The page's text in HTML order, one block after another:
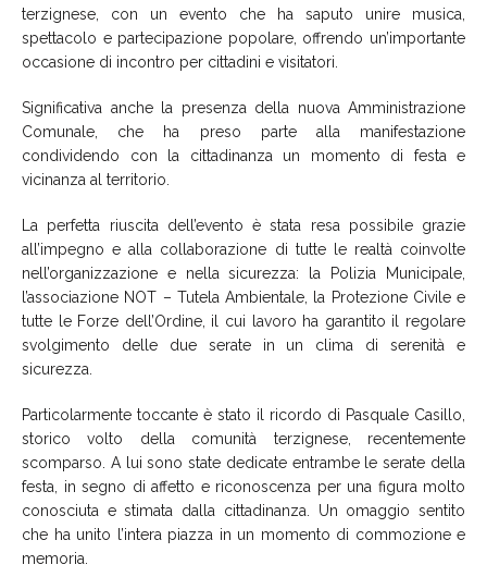
terzignese, con un evento che ha saputo unire musica,
spettacolo e partecipazione popolare, offrendo un’importante
occasione di incontro per cittadini e visitatori.
Significativa anche la presenza della nuova Amministrazione
Comunale, che ha preso parte alla manifestazione
condividendo con la cittadinanza un momento di festa e
vicinanza al territorio.
La perfetta riuscita dell’evento è stata resa possibile grazie
all’impegno e alla collaborazione di tutte le realtà coinvolte
nell’organizzazione e nella sicurezza: la Polizia Municipale,
l’associazione NOT – Tutela Ambientale, la Protezione Civile e
tutte le Forze dell’Ordine, il cui lavoro ha garantito il regolare
svolgimento delle due serate in un clima di serenità e
sicurezza.
Particolarmente toccante è stato il ricordo di Pasquale Casillo,
storico volto della comunità terzignese, recentemente
scomparso. A lui sono state dedicate entrambe le serate della
festa, in segno di affetto e riconoscenza per una figura molto
conosciuta e stimata dalla cittadinanza. Un omaggio sentito
che ha unito l’intera piazza in un momento di commozione e
memoria.